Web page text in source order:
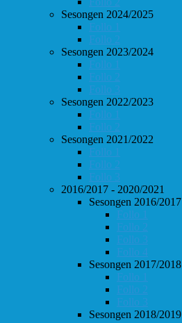
Sesongen 2024/2025
Follo 1
Follo 2
Sesongen 2023/2024
Follo 1
Follo 2
Follo 3
Sesongen 2022/2023
Follo 1
Follo 2
Sesongen 2021/2022
Follo 1
Follo 2
Follo 3
2016/2017 - 2020/2021
Sesongen 2016/2017
Follo 1
Follo 2
Follo 3
Follo 4
Sesongen 2017/2018
Follo 1
Follo 2
Follo 3
Sesongen 2018/2019